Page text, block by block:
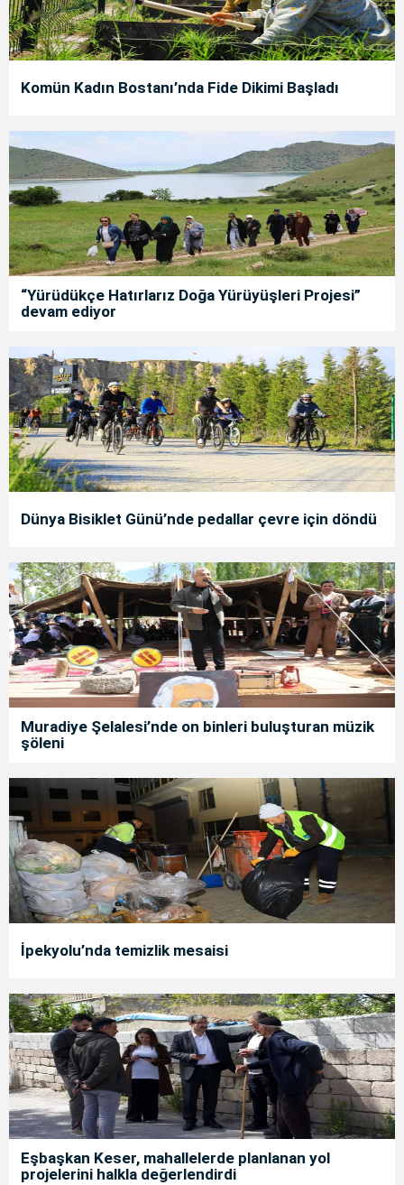
Komün Kadın Bostanı’nda Fide Dikimi Başladı
“Yürüdükçe Hatırlarız Doğa Yürüyüşleri Projesi”
devam ediyor
Dünya Bisiklet Günü’nde pedallar çevre için döndü
Muradiye Şelalesi’nde on binleri buluşturan müzik
şöleni
İpekyolu’nda temizlik mesaisi
Eşbaşkan Keser, mahallelerde planlanan yol
projelerini halkla değerlendirdi